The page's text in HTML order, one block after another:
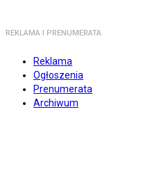
REKLAMA I PRENUMERATA
Reklama
Ogłoszenia
Prenumerata
Archiwum